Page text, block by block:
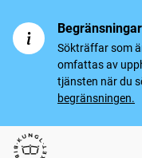
Sökträffar som
omfattas av
tjänsten när du
begränsningen.